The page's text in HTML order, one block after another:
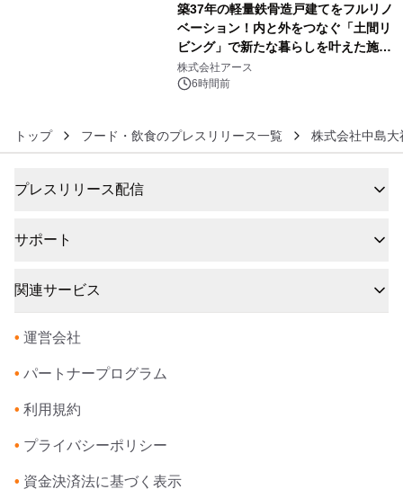
築37年の軽量鉄骨造戸建てをフルリノ
ベーション！内と外をつなぐ「土間リ
ビング」で新たな暮らしを叶えた施工
事例を株式会社アースが公開
株式会社アース
6時間前
トップ フード・飲食のプレスリリース一覧 株式会社中島大
プレスリリース配信
サポート
関連サービス
• 運営会社
• パートナープログラム
• 利用規約
• プライバシーポリシー
• 資金決済法に基づく表示